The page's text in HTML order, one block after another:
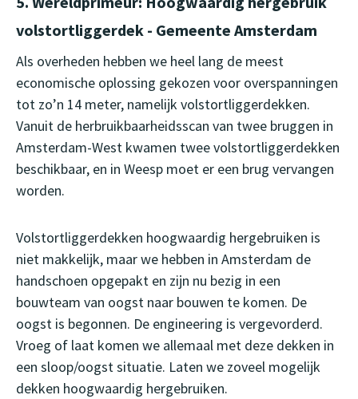
volstortliggerdek - Gemeente Amsterdam
Als overheden hebben we heel lang de meest
economische oplossing gekozen voor overspanningen
tot zo’n 14 meter, namelijk volstortliggerdekken.
Vanuit de herbruikbaarheidsscan van twee bruggen in
Amsterdam-West kwamen twee volstortliggerdekken
beschikbaar, en in Weesp moet er een brug vervangen
worden.
Volstortliggerdekken hoogwaardig hergebruiken is
niet makkelijk, maar we hebben in Amsterdam de
handschoen opgepakt en zijn nu bezig in een
bouwteam van oogst naar bouwen te komen. De
oogst is begonnen. De engineering is vergevorderd.
Vroeg of laat komen we allemaal met deze dekken in
een sloop/oogst situatie. Laten we zoveel mogelijk
dekken hoogwaardig hergebruiken.